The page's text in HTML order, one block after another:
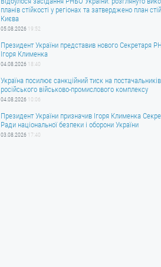
планів стійкості у регіонах та затверджено план
Києва
05.08.2026 19:52
Президент України представив нового Секретаря
Ігоря Клименка
04.08.2026 18:40
Україна посилює санкційний тиск на постачальників
російського військово-промислового комплексу
04.08.2026 10:06
Президент України призначив Ігоря Клименка
Ради національної безпеки і оборони України
03.08.2026 17:40